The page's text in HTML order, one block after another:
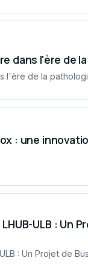
dans l'ère de
l'ère de la
: une
ULB : Un
: Un Projet de